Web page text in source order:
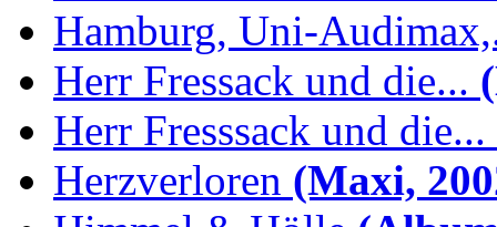
Hamburg, Uni-
Herr Fressack und die...
Herr Fresssack und die...
Herzverloren (Maxi,